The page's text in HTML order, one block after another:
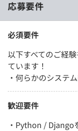
応募要件
必須要件
以下すべてのご経
ています！
・何らかのシステ
歓迎要件
・Python / Django